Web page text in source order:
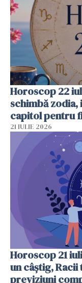
Horoscop 22
schimbă
capitol pentru
21 IULIE 2026
Horoscop 21
un câștig,
previziuni